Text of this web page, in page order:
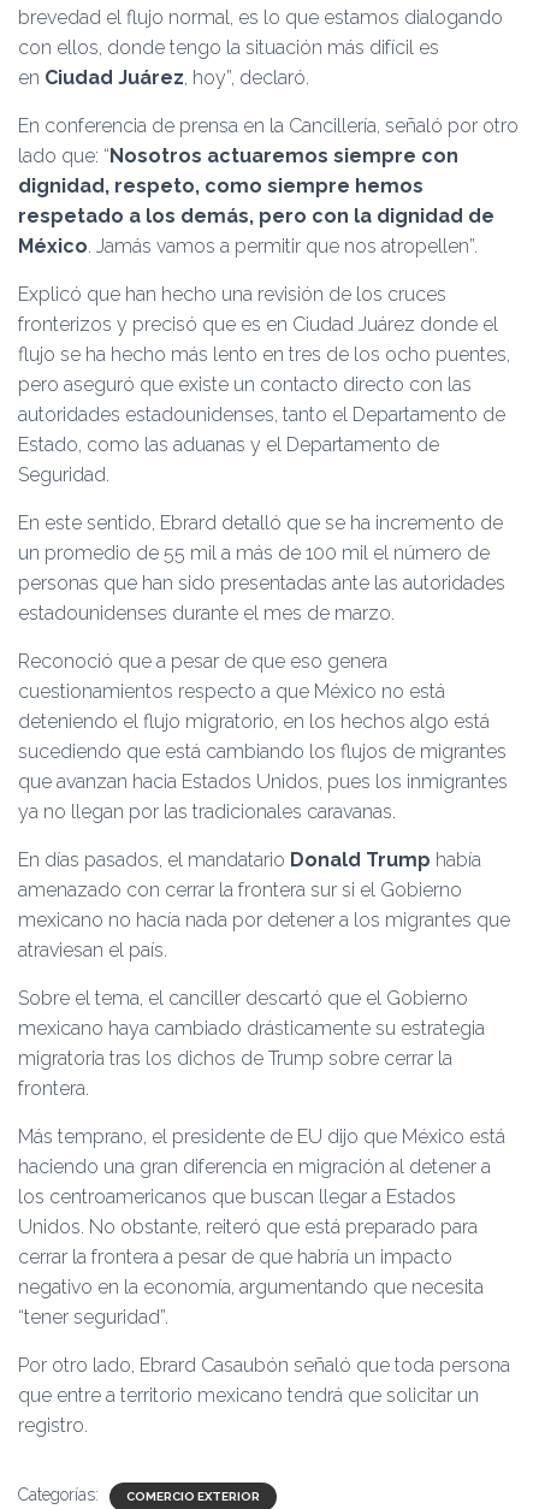
brevedad el flujo normal, es lo que estamos dialogando
con ellos, donde tengo la situación más difícil es
en Ciudad Juárez, hoy”, declaró.
En conferencia de prensa en la Cancillería, señaló por otro
lado que: “Nosotros actuaremos siempre con
dignidad, respeto, como siempre hemos
respetado a los demás, pero con la dignidad de
México. Jamás vamos a permitir que nos atropellen”.
Explicó que han hecho una revisión de los cruces
fronterizos y precisó que es en Ciudad Juárez donde el
flujo se ha hecho más lento en tres de los ocho puentes,
pero aseguró que existe un contacto directo con las
autoridades estadounidenses, tanto el Departamento de
Estado, como las aduanas y el Departamento de
Seguridad.
En este sentido, Ebrard detalló que se ha incremento de
un promedio de 55 mil a más de 100 mil el número de
personas que han sido presentadas ante las autoridades
estadounidenses durante el mes de marzo.
Reconoció que a pesar de que eso genera
cuestionamientos respecto a que México no está
deteniendo el flujo migratorio, en los hechos algo está
sucediendo que está cambiando los flujos de migrantes
que avanzan hacia Estados Unidos, pues los inmigrantes
ya no llegan por las tradicionales caravanas.
En días pasados, el mandatario Donald Trump había
amenazado con cerrar la frontera sur si el Gobierno
mexicano no hacía nada por detener a los migrantes que
atraviesan el país.
Sobre el tema, el canciller descartó que el Gobierno
mexicano haya cambiado drásticamente su estrategia
migratoria tras los dichos de Trump sobre cerrar la
frontera.
Más temprano, el presidente de EU dijo que México está
haciendo una gran diferencia en migración al detener a
los centroamericanos que buscan llegar a Estados
Unidos. No obstante, reiteró que está preparado para
cerrar la frontera a pesar de que habría un impacto
negativo en la economía, argumentando que necesita
“tener seguridad”.
Por otro lado, Ebrard Casaubón señaló que toda persona
que entre a territorio mexicano tendrá que solicitar un
registro.
Categorías: COMERCIO EXTERIOR